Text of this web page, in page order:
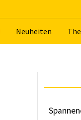
Neu­hei­ten